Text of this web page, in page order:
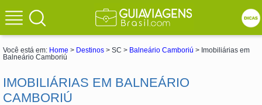
Você está em: Home > Destinos > SC > Balneário Camboriú > Imobiliárias em
Balneário Camboriú
IMOBILIÁRIAS EM BALNEÁRIO
CAMBORIÚ